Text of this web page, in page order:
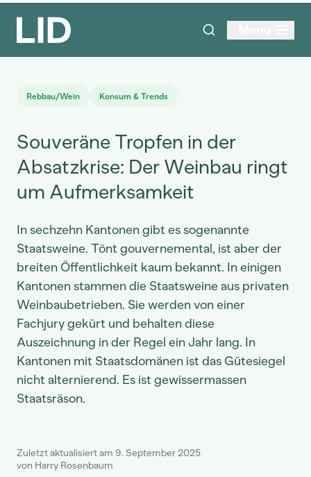
Rebbau/Wein Konsum & Trends
Souveräne Tropfen in der
Absatzkrise: Der Weinbau ringt
um Aufmerksamkeit
In sechzehn Kantonen gibt es sogenannte
Staatsweine. Tönt gouvernemental, ist aber der
breiten Öffentlichkeit kaum bekannt. In einigen
Kantonen stammen die Staatsweine aus privaten
Weinbaubetrieben. Sie werden von einer
Fachjury gekürt und behalten diese
Auszeichnung in der Regel ein Jahr lang. In
Kantonen mit Staatsdomänen ist das Gütesiegel
nicht alternierend. Es ist gewissermassen
Staatsräson.
Zuletzt aktualisiert am 9. September 2025
von Harry Rosenbaum